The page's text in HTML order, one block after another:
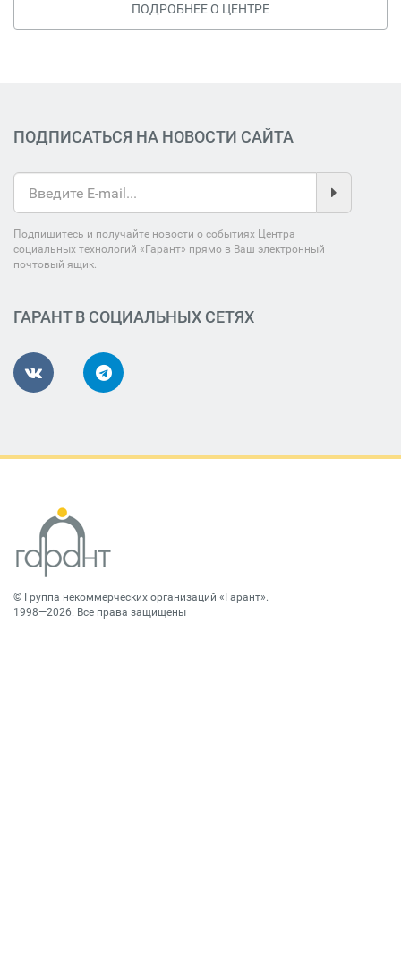
ПОДРОБНЕЕ О ЦЕНТРЕ
ПОДПИСАТЬСЯ НА НОВОСТИ САЙТА
Подпишитесь и получайте новости о событиях Центра
социальных технологий «Гарант» прямо в Ваш электронный
почтовый ящик.
ГАРАНТ В СОЦИАЛЬНЫХ СЕТЯХ
© Группа некоммерческих организаций «Гарант».
1998—2026. Все права защищены